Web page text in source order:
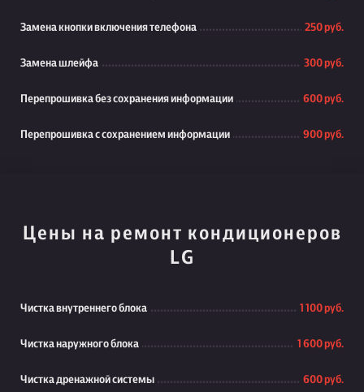
Замена кнопки включения телефона 250 руб.
Замена шлейфа 300 руб.
Перепрошивка без сохранения информации 600 руб.
Перепрошивка с сохранением информации 900 руб.
Цены на ремонт кондиционеров
LG
Чистка внутреннего блока 1 100 руб.
Чистка наружного блока 1 600 руб.
Чистка дренажной системы 600 руб.